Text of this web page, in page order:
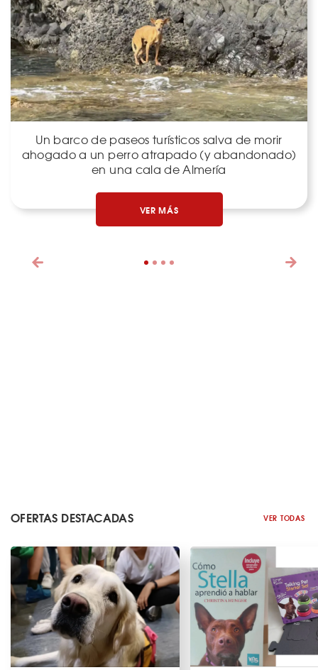
Un barco de paseos turísticos salva de morir
ahogado a un perro atrapado (y abandonado)
en una cala de Almería
VER MÁS
OFERTAS DESTACADAS VER TODAS